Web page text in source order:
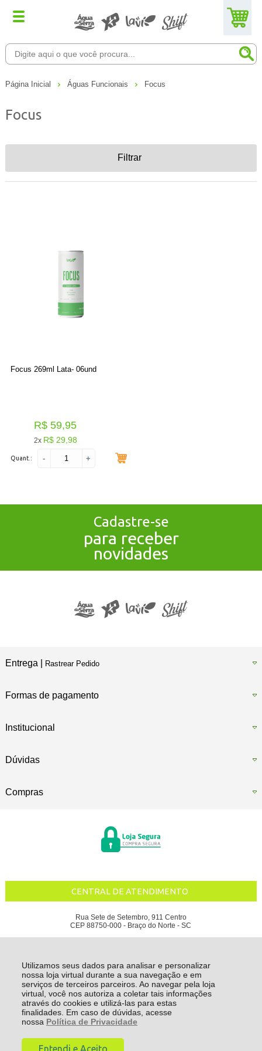
Utilizamos seus dados para analisar e personalizar
nossa loja virtual durante a sua navegação e em
serviços de terceiros parceiros. Ao navegar pela loja
virtual, você nos autoriza a coletar tais informações
através do cookies e utilizá-las para estas
finalidades. Em caso de dúvidas, acesse
nossa Política de Privacidade
Entendi e Aceito
Página Inicial Águas Funcionais Focus
Focus
Filtrar
Focus 269ml Lata- 06und
R$ 59,95
2x R$ 29,98
Quant.: - +
Cadastre-se
para receber
novidades
Entrega | Rastrear Pedido
Formas de pagamento
Institucional
Dúvidas
Compras
CENTRAL DE ATENDIMENTO
Rua Sete de Setembro, 911 Centro
CEP 88750-000 - Braço do Norte - SC